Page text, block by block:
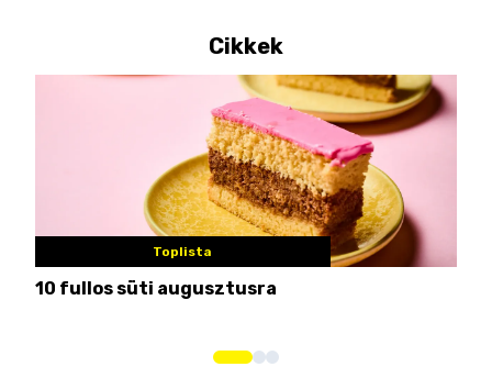
Cikkek
Toplista
10 fullos süti augusztusra